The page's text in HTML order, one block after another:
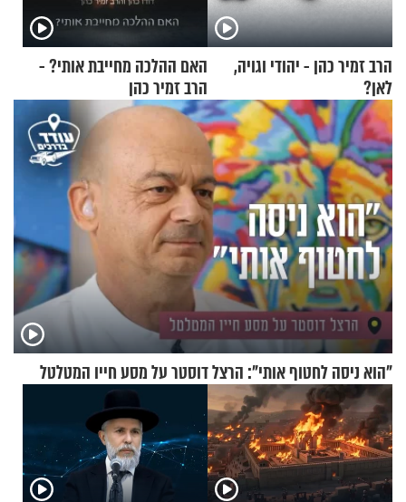
הרב זמיר כהן - יהודי וגויה,
לאן?
האם ההלכה מחייבת אותי? -
הרב זמיר כהן
"הוא ניסה לחטוף אותי": הרצל דוסטר על מסע חייו המטלטל